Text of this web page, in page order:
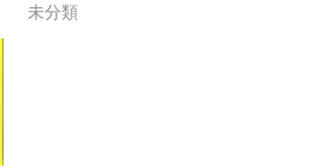
未分類